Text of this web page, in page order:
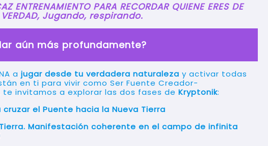
ENTRENAMIENTO PARA RECORDAR QUIENE ERES DE
VERDAD, Jugando, respirando.
aún más profundamente?
a jugar desde tu verdadera naturaleza y activar todas
en ti para vivir como Ser Fuente Creador-
invitamos a explorar las dos fases de Kryptonik:
cruzar el Puente hacia la Nueva Tierra
Manifestación coherente en el campo de infinita